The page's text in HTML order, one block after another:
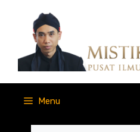
Menu